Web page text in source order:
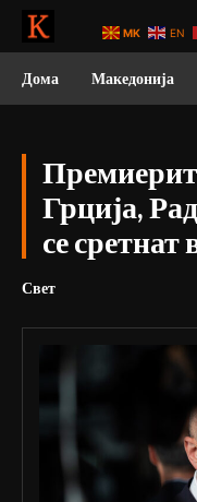
Дома Македонија
Грција,
се сретнат
Свет
MK EN